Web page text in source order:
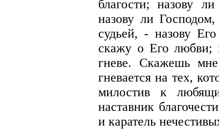
благости; назову
назову ли
судьей, - назову
скажу о Его любви;
гневе. Скажешь
гневается на тех,
милостив к
наставник
и каратель